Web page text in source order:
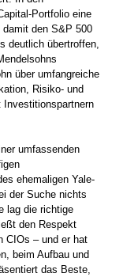
Portfolio eine
den S&P 500
deutlich übertroffen,
über umfangreiche
Risiko- und
Investitionspartnern
umfassenden
ehemaligen Yale-
der Suche nichts
lag die richtige
den Respekt
CIOs – und er hat
beim Aufbau und
das Beste,